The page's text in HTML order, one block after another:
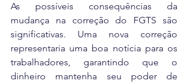
As possíveis consequências da
mudança na correção do FGTS são
significativas. Uma nova correção
representaria uma boa notícia para os
trabalhadores, garantindo que o
dinheiro mantenha seu poder de